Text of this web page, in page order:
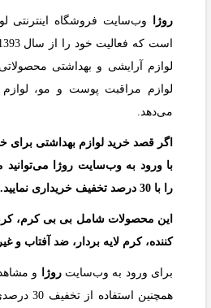
روژا
وب‌سایت فروشگاه اینترنتی
لوازم آرایشی و بهداشتی
لوازم مراقبت پوست و مو،
می‌دهد.
اگر قصد خرید لوازم بهداشتی برای
با ورود به وب‌سایت روژا می‌توانید
را با 30 درصد تخفیف خریداری نمایید.
این محصولات شامل بی بی کرم،
کننده، کرم لایه بردار، ضد آفتاب و
برای ورود به وب‌سایتروژا
و
همچنین استفاده از تخفیف 30 درصدی بر روی دکمه‌ی “